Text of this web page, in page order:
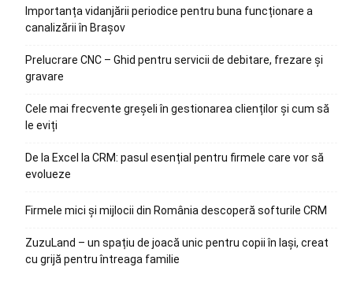
Importanța vidanjării periodice pentru buna funcționare a
canalizării în Brașov
Prelucrare CNC – Ghid pentru servicii de debitare, frezare și
gravare
Cele mai frecvente greșeli în gestionarea clienților și cum să
le eviți
De la Excel la CRM: pasul esențial pentru firmele care vor să
evolueze
Firmele mici și mijlocii din România descoperă softurile CRM
ZuzuLand – un spațiu de joacă unic pentru copii în Iași, creat
cu grijă pentru întreaga familie